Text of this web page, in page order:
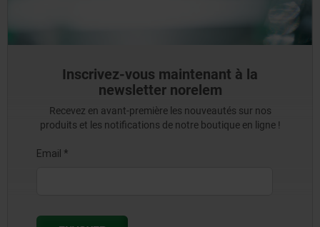
Inscrivez-vous maintenant à la
newsletter norelem
Recevez en avant-première les nouveautés sur nos
produits et les notifications de notre boutique en ligne !